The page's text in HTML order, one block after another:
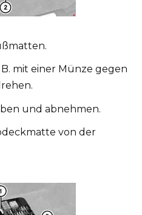
mit einer Münze gegen
und abnehmen.
von der